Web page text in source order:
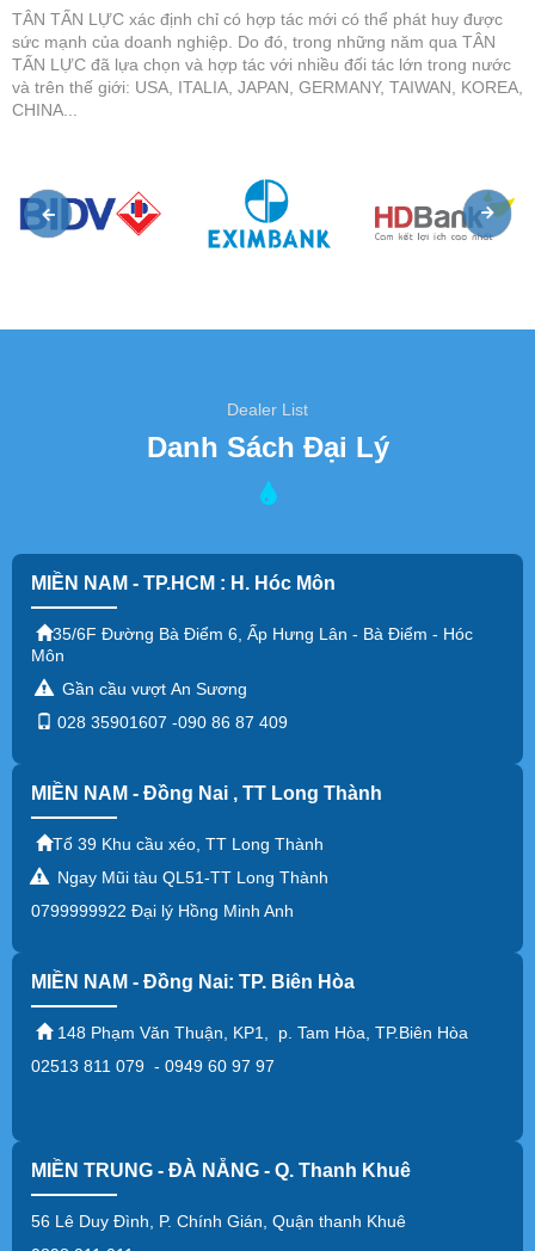
TÂN TẤN LỰC xác định chỉ có hợp tác mới có thể phát huy được
sức mạnh của doanh nghiệp. Do đó, trong những năm qua TÂN
TẤN LỰC đã lựa chọn và hợp tác với nhiều đối tác lớn trong nước
và trên thế giới: USA, ITALIA, JAPAN, GERMANY, TAIWAN, KOREA,
CHINA...
Dealer List
Danh Sách Đại Lý
MIỀN NAM - TP.HCM : H. Hóc Môn
35/6F Đường Bà Điểm 6, Ấp Hưng Lân - Bà Điểm - Hóc
Môn
Gần cầu vượt An Sương
028 35901607 -090 86 87 409
MIỀN NAM - Đồng Nai , TT Long Thành
Tổ 39 Khu cầu xéo, TT Long Thành
Ngay Mũi tàu QL51-TT Long Thành
0799999922 Đại lý Hồng Minh Anh
MIỀN NAM - Đồng Nai: TP. Biên Hòa
148 Phạm Văn Thuận, KP1, p. Tam Hòa, TP.Biên Hòa
02513 811 079 - 0949 60 97 97
MIỀN TRUNG - ĐÀ NẴNG - Q. Thanh Khuê
56 Lê Duy Đình, P. Chính Gián, Quận thanh Khuê